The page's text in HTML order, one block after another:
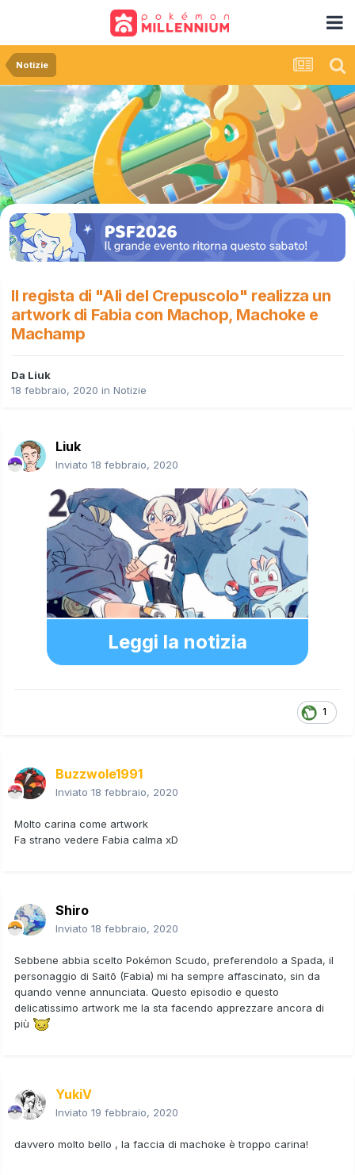
Notizie
Il regista di "Ali del Crepuscolo" realizza un
artwork di Fabia con Machop, Machoke e
Machamp
Da Liuk
18 febbraio, 2020 in Notizie
Liuk
Inviato 18 febbraio, 2020
Leggi la notizia
1
Buzzwole1991
Inviato 18 febbraio, 2020
Molto carina come artwork
Fa strano vedere Fabia calma xD
Shiro
Inviato 18 febbraio, 2020
Sebbene abbia scelto Pokémon Scudo, preferendolo a Spada, il
personaggio di Saitō (Fabia) mi ha sempre affascinato, sin da
quando venne annunciata. Questo episodio e questo
delicatissimo artwork me la sta facendo apprezzare ancora di
più
YukiV
Inviato 19 febbraio, 2020
davvero molto bello , la faccia di machoke è troppo carina!